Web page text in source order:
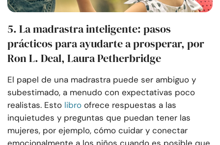
5. La madrastra inteligente: pasos
prácticos para ayudarte a prosperar, por
Ron L. Deal, Laura Petherbridge
El papel de una madrastra puede ser ambiguo y
subestimado, a menudo con expectativas poco
realistas. Esto libro ofrece respuestas a las
inquietudes y preguntas que puedan tener las
mujeres, por ejemplo, cómo cuidar y conectar